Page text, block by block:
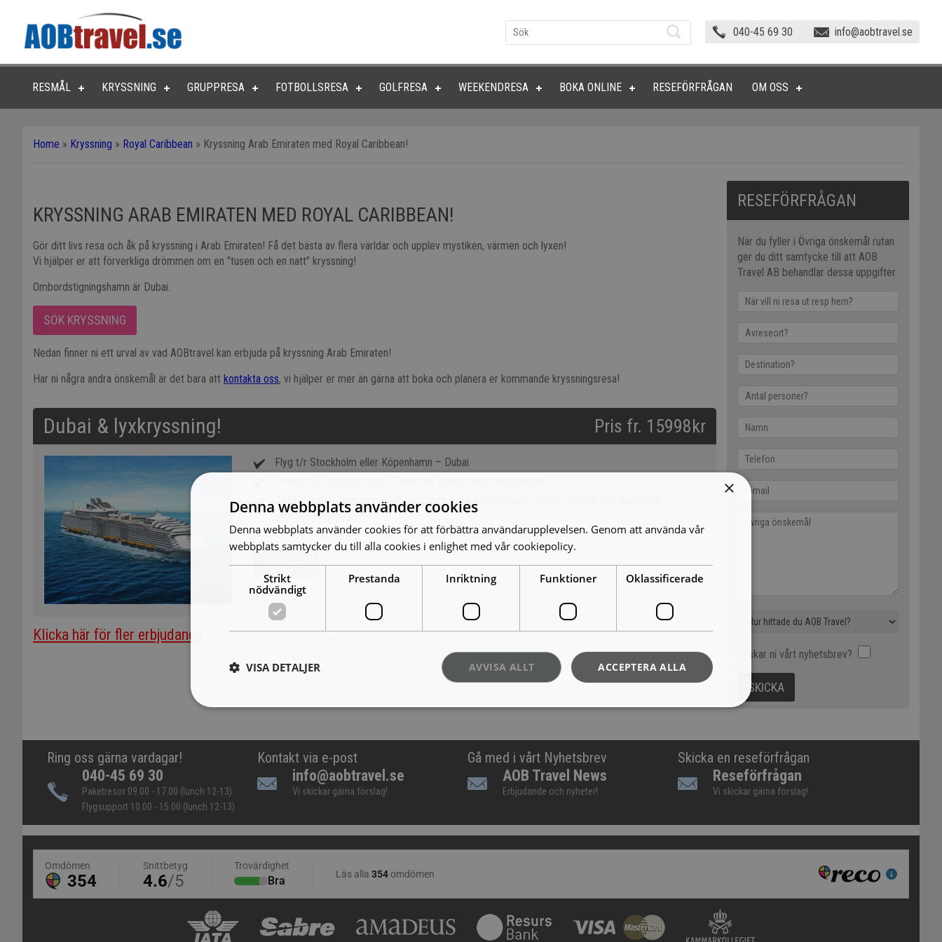
040-45 69 30 info@aobtravel.se
RESMÅL KRYSSNING GRUPPRESA FOTBOLLSRESA GOLFRESA WEEKENDRESA BOKA ONLINE RESEFÖRFRÅGAN OM OSS
Home » Kryssning » Royal Caribbean » Kryssning Arab Emiraten med Royal Caribbean!
KRYSSNING ARAB EMIRATEN MED ROYAL CARIBBEAN!
Gör ditt livs resa och åk på kryssning i Arab Emiraten! Få det bästa av flera världar och upplev mystiken, värmen och lyxen!
Vi hjälper er att förverkliga drömmen om en ”tusen och en natt” kryssning!
Ombordstigningshamn är Dubai.
SÖK KRYSSNING
Nedan finner ni ett urval av vad AOBtravel kan erbjuda på kryssning Arab Emiraten!
Har ni några andra önskemål är det bara att kontakta oss, vi hjälper er mer än gärna att boka och planera er kommande kryssningsresa!
Dubai & lyxkryssning! Pris fr. 15998kr
Flyg t/r Stockholm eller Köpenhamn – Dubai
7 nätters lyxkryssning med Royal Caribbean inkl helpension, dricks, skatter och fantastisk
underhållning varje kväll!
LÄS MER
Klicka här för fler erbjudande
RESEFÖRFRÅGAN
När du fyller i Övriga önskemål rutan
ger du ditt samtycke till att AOB
Travel AB behandlar dessa uppgifter.
Önskar ni vårt nyhetsbrev?
Ring oss gärna vardagar!
040-45 69 30
Paketresor 09.00 - 17.00 (lunch 12-13)
Flygsupport 10.00 - 15.00 (lunch 12-13)
Kontakt via e-post
info@aobtravel.se
Vi skickar gärna förslag!
Gå med i vårt Nyhetsbrev
AOB Travel News
Erbjudande och nyheter!
Skicka en reseförfrågan
Reseförfrågan
Vi skickar gärna förslag!
×
Denna webbplats använder cookies
Denna webbplats använder cookies för att förbättra användarupplevelsen. Genom att använda vår
webbplats samtycker du till alla cookies i enlighet med vår cookiepolicy.
Strikt
nödvändigt
Prestanda Inriktning Funktioner Oklassificerade
ACCEPTERA ALLA
AVVISA ALLT
VISA DETALJER